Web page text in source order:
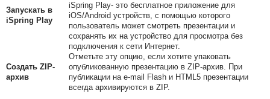
Запускать в
iSpring Play
iSpring Play- это бесплатное приложение для
iOS/Android устройств, с помощью которого
пользователь может смотреть презентации и
сохранять их на устройство для просмотра без
подключения к сети Интернет.
Создать ZIP-
архив
Отметьте эту опцию, если хотите упаковать
опубликованную презентацию в ZIP-архив. При
публикации на e-mail Flash и HTML5 презентации
всегда архивируются в ZIP.